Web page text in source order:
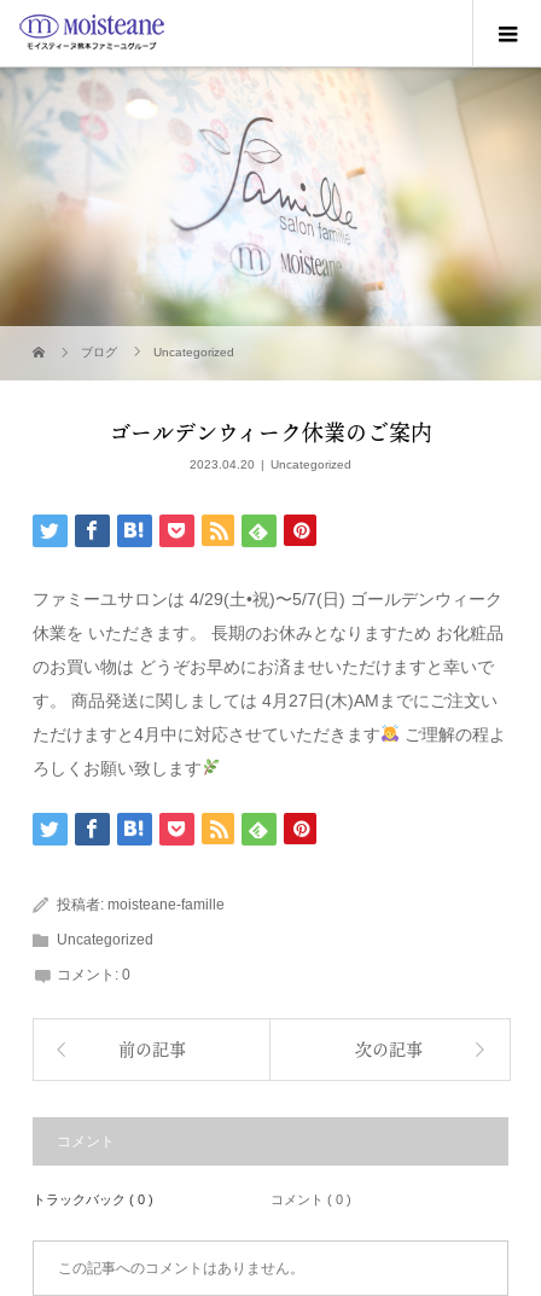
ブログ Uncategorized
ゴールデンウィーク休業のご案内
2023.04.20 Uncategorized
ファミーユサロンは 4/29(土•祝)〜5/7(日) ゴールデンウィーク
休業を いただきます。 長期のお休みとなりますため お化粧品
のお買い物は どうぞお早めにお済ませいただけますと幸いで
す。 商品発送に関しましては 4月27日(木)AMまでにご注文い
ただけますと4月中に対応させていただきます
ご理解の程よ
ろしくお願い致します
投稿者:moisteane-famille
Uncategorized
コメント:0
前の記事 次の記事
コメント
トラックバック ( 0 ) コメント ( 0 )
この記事へのコメントはありません。